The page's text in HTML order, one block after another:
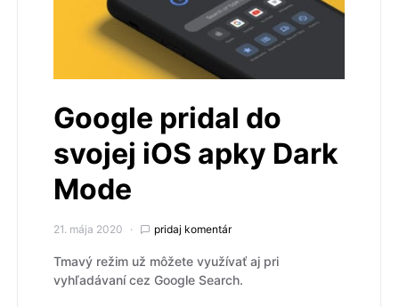
Google pridal do
svojej iOS apky Dark
Mode
21. mája 2020 pridaj komentár
Tmavý režim už môžete využívať aj pri
vyhľadávaní cez Google Search.